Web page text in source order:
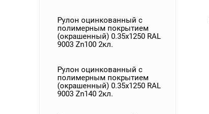
Рулон оцинкованный с
полимерным покрытием
(окрашенный) 0.35x1250 RAL
9003 Zn100 2кл.
Рулон оцинкованный с
полимерным покрытием
(окрашенный) 0.35x1250 RAL
9003 Zn140 2кл.